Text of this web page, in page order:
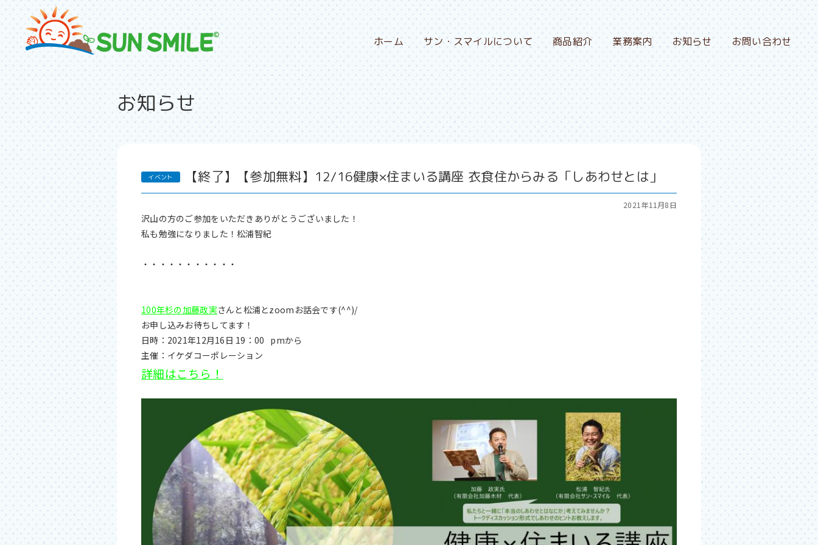
ホーム サン・スマイルについて 商品紹介 業務案内 お知らせ お問い合わせ
お知らせ
【終了】【参加無料】12/16健康×住まいる講座 衣食住からみる「しあわせとは」
2021年11月8日
沢山の方のご参加をいただきありがとうございました！
私も勉強になりました！松浦智紀
・・・・・・・・・・・
100年杉の加藤政実さんと松浦とzoomお話会です(^^)/
お申し込みお待ちしてます！
日時：2021年12月16日 19：00 pmから
主催：イケダコーポレーション
詳細はこちら！